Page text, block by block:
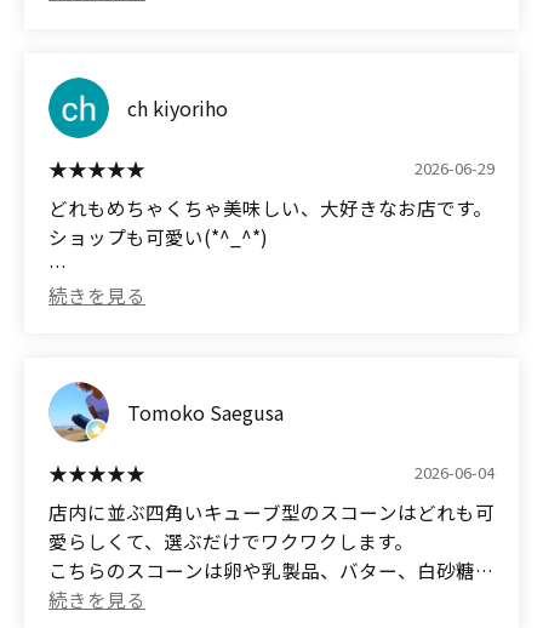
妻と相談して、以下二点を購入しました。
■カカオショコラ＠400円（税込）
■塩キャラメル＠490円
※AMEX支払い
サクッ、ホロ食感が素晴らしく、小麦やバターの香
りがしっかりあって、食べた後の余韻のある凄く美
味しいスコーンでした。
コーンのように感じました。
が、こだわりのある美味しいスコーンでしたので、
また利用したいです。
評価：3.57（料理：3.6 コスパ：3.5）
参考）サービス：3.4
ch kiyoriho
2026-06-29
どれもめちゃくちゃ美味しい、大好きなお店です。
ショップも可愛い(*^_^*)
(Translated by Google)
The shop is also cute (*^_^*)
Tomoko Saegusa
2026-06-04
店内に並ぶ四角いキューブ型のスコーンはどれも可
愛らしくて、選ぶだけでワクワクします。
こちらのスコーンは卵や乳製品、バター、白砂糖を
使っていないヴィーガン生地だそうなのですが、言